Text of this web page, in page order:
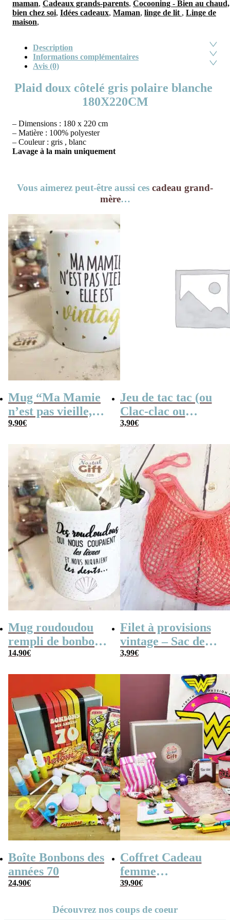
maman, Cadeaux grands-parents, Cocooning - Bien au chaud,
bien chez soi, Idées cadeaux, Maman, linge de lit , Linge de
maison,
Description
Informations complémentaires
Avis (0)
Plaid doux côtelé gris polaire blanche
180X220CM
– Dimensions : 180 x 220 cm
– Matière : 100% polyester
– Couleur : gris , blanc
Lavage à la main uniquement
Vous aimerez peut-être aussi ces cadeau grand-
mère…
Mug “Ma Mamie
n’est pas vieille,
elle est Vintage” –
Mamie
9,90€
Jeu de tac tac (ou
Clac-clac ou
tacatac)
3,90€
Mug roudoudou
rempli de bonbons
rétro
14,90€
Filet à provisions
vintage – Sac de
course
3,99€
Boîte Bonbons des
années 70
24,90€
Coffret Cadeau
femme
« Génération 70 »
39,90€
Découvrez nos coups de coeur